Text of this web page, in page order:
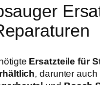
Ersatzteile für
, darunter auch